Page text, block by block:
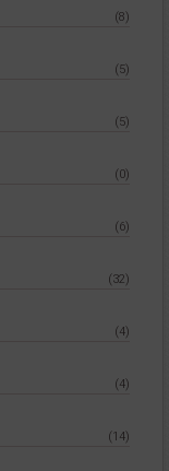
(8)
(5)
(5)
(0)
(6)
(32)
(4)
(4)
(14)